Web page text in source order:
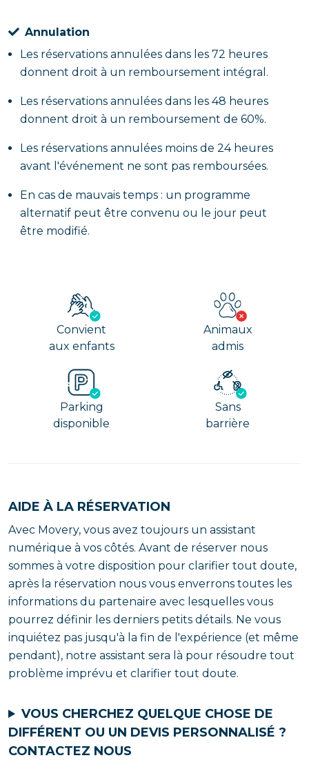
Annulation
Les réservations annulées dans les 72 heures
donnent droit à un remboursement intégral.
Les réservations annulées dans les 48 heures
donnent droit à un remboursement de 60%.
Les réservations annulées moins de 24 heures
avant l'événement ne sont pas remboursées.
En cas de mauvais temps : un programme
alternatif peut être convenu ou le jour peut
être modifié.
Convient
aux enfants
Animaux
admis
Parking
disponible
Sans
barrière
AIDE À LA RÉSERVATION
Avec Movery, vous avez toujours un assistant
numérique à vos côtés. Avant de réserver nous
sommes à votre disposition pour clarifier tout doute,
après la réservation nous vous enverrons toutes les
informations du partenaire avec lesquelles vous
pourrez définir les derniers petits détails. Ne vous
inquiétez pas jusqu'à la fin de l'expérience (et même
pendant), notre assistant sera là pour résoudre tout
problème imprévu et clarifier tout doute.
VOUS CHERCHEZ QUELQUE CHOSE DE
DIFFÉRENT OU UN DEVIS PERSONNALISÉ ?
CONTACTEZ NOUS